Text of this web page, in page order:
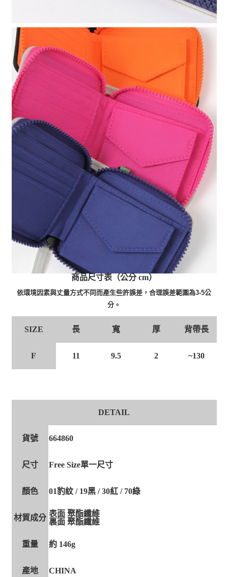
商品尺寸表（公分 cm）
依環境因素與丈量方式不同而產生些許誤差，合理誤差範圍為3-5公
分。
SIZE 長 寬 厚 背帶長
F 11 9.5 2 ~130
DETAIL
貨號 664860
尺寸 Free Size單一尺寸
顏色 01豹紋 / 19黑 / 30紅 / 70綠
材質成分 表面 聚酯纖維
裏面 聚酯纖維
重量 約 146g
產地 CHINA